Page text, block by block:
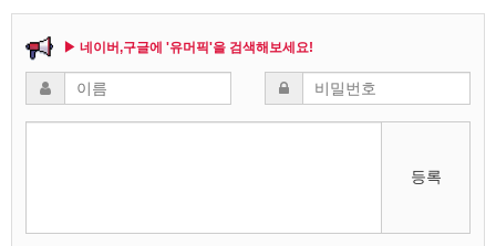
▶ 네이버,구글에 '유머픽'을 검색해보세요!
등록